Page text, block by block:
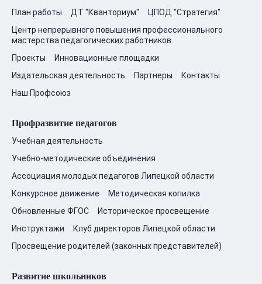
План работы ДТ "Кванториум"
ЦПОД "Стратегия"
Центр непрерывного повышения профессионального
мастерства педагогических работников
Проекты
Инновационные площадки
Издательская деятельность
Партнеры
Контакты
Наш Профсоюз
Профразвитие педагогов
Учебная деятельность
Учебно-методические объединения
Ассоциация молодых педагогов Липецкой области
Конкурсное движение
Методическая копилка
Обновленные ФГОС
Историческое просвещение
Инструктажи
Клуб директоров Липецкой области
Просвещение родителей (законных представителей)
Развитие школьников